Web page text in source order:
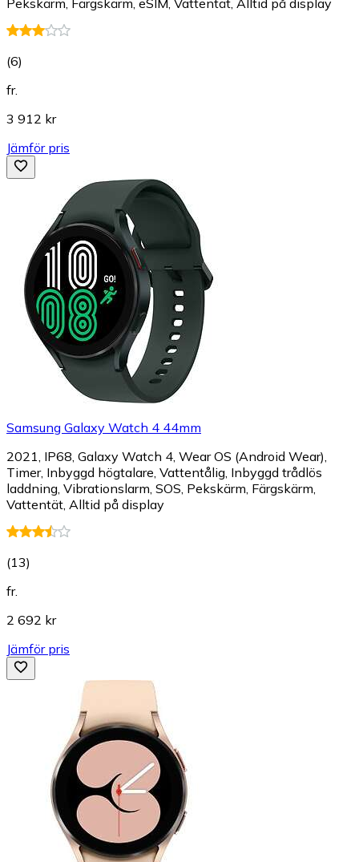
(6)
fr.
3 912 kr
Jämför pris
Samsung Galaxy Watch 4 44mm
2021, IP68, Galaxy Watch 4, Wear OS (Android Wear),
Timer, Inbyggd högtalare, Vattentålig, Inbyggd trådlös
laddning, Vibrationslarm, SOS, Pekskärm, Färgskärm,
Vattentät, Alltid på display
(13)
fr.
2 692 kr
Jämför pris